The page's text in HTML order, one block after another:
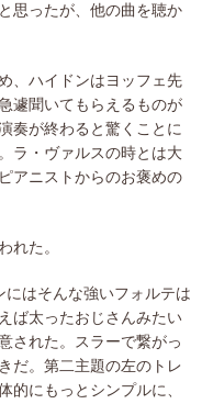
思ったが、他の曲を聴か
、ハイドンはヨッフェ先
遽聞いてもらえるものが
奏が終わると驚くことに
ラ・ヴァルスの時とは大
アニストからのお褒めの
れた。
はそんな強いフォルテは
ば太ったおじさんみたい
された。スラーで繋がっ
だ。第二主題の左のトレ
的にもっとシンプルに、